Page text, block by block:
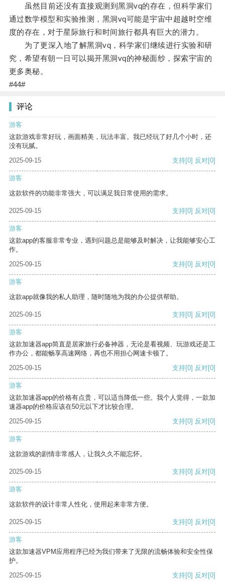
虽然目前还没有直接观测到黑洞vq的存在，但科学家们
通过数学模型和实验推测，黑洞vq可能是宇宙中超越时空维
度的存在，对于星际旅行和时间旅行都具有巨大的潜力。
为了更深入地了解黑洞vq，科学家们继续进行实验和研
究，希望有朝一日可以揭开黑洞vq的神秘面纱，探索宇宙的
更多奥秘。
#44#
评论
游客
这款游戏非常好玩，画面精美，玩法丰富。我已经玩了好几个小时，还
没有玩腻。
2025-09-15
支持[0] 反对[0]
游客
这款软件的功能非常强大，可以满足我日常使用的需求。
2025-09-15 支持[0] 反对[0]
游客
这款app的客服非常专业，遇到问题总是能够及时解决，让我能够安心工
作。
2025-09-15
支持[0] 反对[0]
游客
这款app就像我的私人助理，随时随地为我的办公提供帮助。
2025-09-15 支持[0] 反对[0]
游客
这款加速器app简直是居家旅行必备神器，无论是看视频、玩游戏还是工
作办公，都能畅享高速网络，再也不用担心网速卡顿了。
2025-09-15
支持[0] 反对[0]
游客
这款加速器app的价格有点贵，可以适当降低一些。我个人觉得，一款加
速器app的价格应该在50元以下才比较合理。
2025-09-15
支持[0] 反对[0]
游客
这款游戏的剧情非常感人，让我久久不能忘怀。
2025-09-15 支持[0] 反对[0]
游客
这款软件的设计非常人性化，使用起来非常方便。
2025-09-15 支持[0] 反对[0]
游客
这款加速器VPM应用程序已经为我们带来了无限的流畅体验和安全性保
护。
2025-09-15
支持[0] 反对[0]